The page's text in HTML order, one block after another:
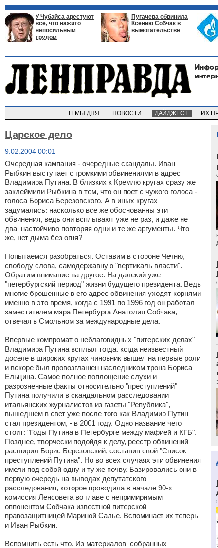
У Чубайса арестуют
все, что нажито
непосильным
трудом
Пугачева обвинила
Ксению Собчак в
вымогательстве
ТЕМЫ ДНЯ НОВОСТИ ДАЙДЖЕСТ ИХ
Царское дело
9.02.2004 00:01
Очередная кампания - очередные скандалы. Иван
Рыбкин выступает с громкими обвинениями в адрес
Владимира Путина. В близких к Кремлю кругах сразу же
заклеймили Рыбкина в том, что он поет с чужого голоса -
голоса Бориса Березовского. А в иных кругах
задумались: насколько все же обоснованны эти
обвинения, ведь они всплывают уже не раз, и даже не
два, настойчиво повторяя одни и те же аргументы. Что
же, нет дыма без огня?
Попытаемся разобраться. Оставим в стороне Чечню,
свободу слова, самодержавную "вертикаль власти".
Обратим внимание на другое. На далекий уже
"петербургский период" жизни будущего президента. Ведь
многие брошенные в его адрес обвинения уходят корнями
именно в это время, когда с 1991 по 1996 год он работал
заместителем мэра Петербурга Анатолия Собчака,
отвечая в Смольном за международные дела.
Впервые компромат о неблаговидных "питерских делах"
Владимира Путина всплыл тогда, когда неизвестный
доселе в широких кругах чиновник вышел на первые роли
и вскоре был провозглашен наследником трона Бориса
Ельцина. Самое полное воплощение слухи и
разрозненные факты относительно "преступлений"
Путина получили в скандальном расследовании
итальянских журналистов из газеты "Република",
вышедшем в свет уже после того как Владимир Путин
стал президентом, - в 2001 году. Одно название чего
стоит: "Годы Путина в Петербурге между мафией и КГБ".
Позднее, творчески подойдя к делу, реестр обвинений
расширил Борис Березовский, составив свой "Список
преступлений Путина". Но во всех случаях эти обвинения
имели под собой одну и ту же почву. Базировались они в
первую очередь на выводах депутатского
расследования, которое проводила в начале 90-х
комиссия Ленсовета во главе с непримиримым
оппонентом Собчака известной питерской
правозащитницей Мариной Салье. Вспоминает их теперь
и Иван Рыбкин.
Вспомнить есть что. Из материалов, собранных